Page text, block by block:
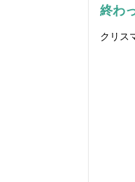
終わ
クリス